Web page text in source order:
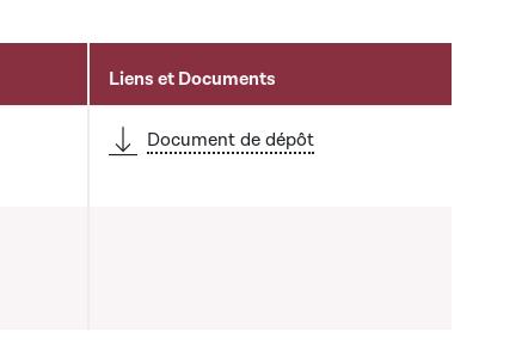
Liens et Documents
Document de dépôt